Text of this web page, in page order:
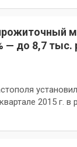
— до 8,7 тыс.
2015 г. в